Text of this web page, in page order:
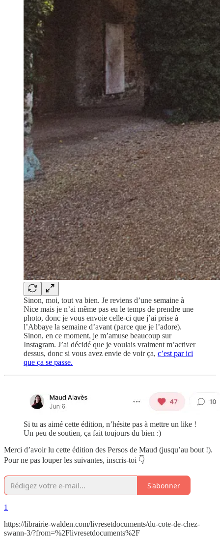
Sinon, moi, tout va bien. Je reviens d’une semaine à
Nice mais je n’ai même pas eu le temps de prendre une
photo, donc je vous envoie celle-ci que j’ai prise à
l’Abbaye la semaine d’avant (parce que je l’adore).
Sinon, en ce moment, je m’amuse beaucoup sur
Instagram. J’ai décidé que je voulais vraiment m’activer
dessus, donc si vous avez envie de voir ça, c’est par ici
que ça se passe.
Si tu as aimé cette édition, n’hésite pas à mettre un like !
Un peu de soutien, ça fait toujours du bien :)
Merci d’avoir lu cette édition des Persos de Maud (jusqu’au bout !).
Pour ne pas louper les suivantes, inscris-toi 👇
S'abonner
1
https://librairie-walden.com/livresetdocuments/du-cote-de-chez-
swann-3/?from=%2Flivresetdocuments%2F